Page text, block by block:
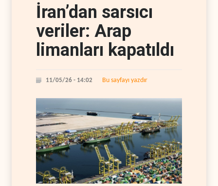
İran’dan sarsıcı
veriler: Arap
limanları kapatıldı
11/05/26 - 14:02 Bu sayfayı yazdır